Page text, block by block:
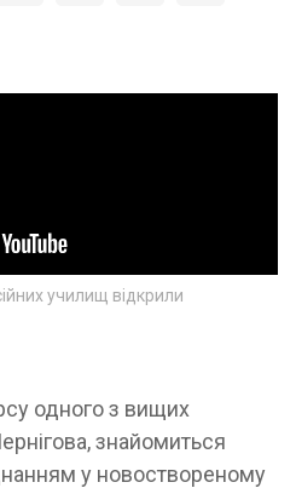
училищ відкрили
одного з вищих
знайомиться
у новоствореному